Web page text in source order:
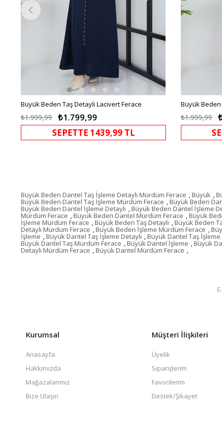
Büyük Beden Taş Detaylı Lacivert Ferace
₺1.799,99
₺1.999,99
SEPETTE 1439,99 TL
Büyük Beden
₺1.999,99
Büyük Beden Dantel Taş İşleme Detaylı Mürdüm Ferace ,Büyük ,
Büyük Beden Dantel Taş İşleme Mürdüm Ferace ,Büyük Beden
Büyük Beden Dantel İşleme Detaylı ,Büyük Beden Dantel İşleme
Mürdüm Ferace ,Büyük Beden Dantel Mürdüm Ferace ,Büyük
İşleme Mürdüm Ferace ,Büyük Beden Taş Detaylı ,Büyük Beden
Detaylı Mürdüm Ferace ,Büyük Beden İşleme Mürdüm Ferace ,
İşleme ,Büyük Dantel Taş İşleme Detaylı ,Büyük Dantel Taş
Büyük Dantel Taş Mürdüm Ferace ,Büyük Dantel İşleme ,Büyük
Detaylı Mürdüm Ferace ,Büyük Dantel Mürdüm Ferace ,
Kurumsal
Anasayfa
Hakkımızda
Mağazalarımız
Bize Ulaşın
Müşteri İlişkileri
Üyelik
Siparişlerim
Favorilerim
Destek/Şikayet